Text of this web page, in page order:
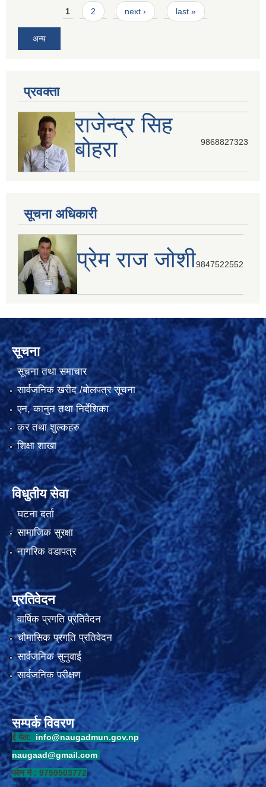
Pages1 2 next › last »
अन्य
प्रवक्ता
राजेन्द्र सिह
बोहरा
9868827323
सूचना अधिकारी
प्रेम राज जोशी9847522552
सूचना
सूचना तथा समाचार
सार्वजनिक खरीद /बोलपत्र सूचना
एन, कानुन तथा निर्देशिका
कर तथा शुल्कहरु
शिक्षा शाखा
विधुतीय सेवा
घटना दर्ता
सामाजिक सुरक्षा
नागरिक वडापत्र
प्रतिवेदन
वार्षिक प्रगति प्रतिवेदन
चौमासिक प्रगति प्रतिवेदन
सार्वजनिक सुनुवाई
सार्वजनिक परीक्षण
सम्पर्क विवरण
ई मेल: info@naugadmun.gov.np
naugaad@gmail.com
फोन नं : 9759503772